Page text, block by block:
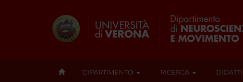
DIPARTIMENTO RICERCA